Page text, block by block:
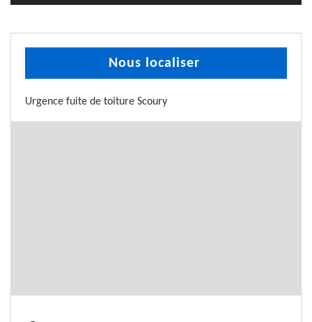
Nous localiser
Urgence fuite de toiture Scoury